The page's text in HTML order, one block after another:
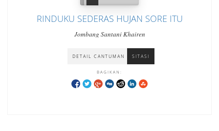
RINDUKU SEDERAS HUJAN SORE ITU
Jombang Santani Khairen
DETAIL CANTUMAN SITASI
BAGIKAN: